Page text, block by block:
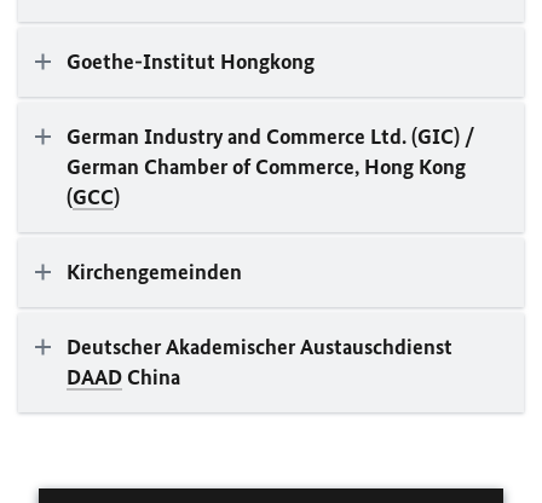
Goethe-Institut Hongkong
German Industry and Commerce Ltd. (GIC) /
German Chamber of Commerce, Hong Kong
(GCC)
Kirchengemeinden
Deutscher Akademischer Austauschdienst
DAAD China